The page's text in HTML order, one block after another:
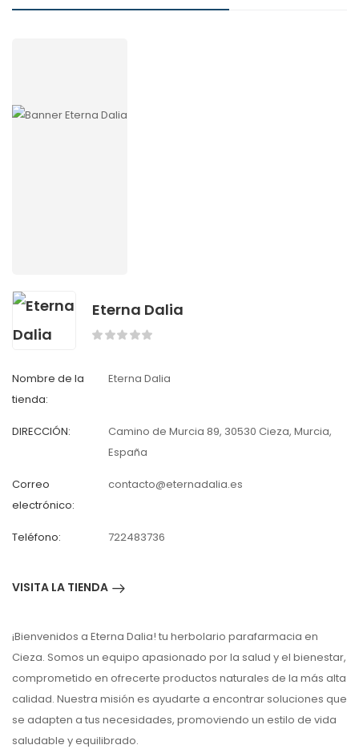
Eterna Dalia
Nombre de la
tienda:
Eterna Dalia
DIRECCIÓN:
Camino de Murcia 89, 30530 Cieza, Murcia,
España
Correo
electrónico:
contacto@eternadalia.es
Teléfono: 722483736
VISITA LA TIENDA
¡Bienvenidos a Eterna Dalia! tu herbolario parafarmacia en
Cieza. Somos un equipo apasionado por la salud y el bienestar,
comprometido en ofrecerte productos naturales de la más alta
calidad. Nuestra misión es ayudarte a encontrar soluciones que
se adapten a tus necesidades, promoviendo un estilo de vida
saludable y equilibrado.